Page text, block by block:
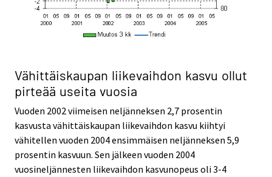
Vähittäiskaupan liikevaihdon kasvu ollut
pirteää useita vuosia
Vuoden 2002 viimeisen neljänneksen 2,7 prosentin
kasvusta vähittäiskaupan liikevaihdon kasvu kiihtyi
vähitellen vuoden 2004 ensimmäisen neljänneksen 5,9
prosentin kasvuun. Sen jälkeen vuoden 2004
vuosineljännesten liikevaihdon kasvunopeus oli 3-4